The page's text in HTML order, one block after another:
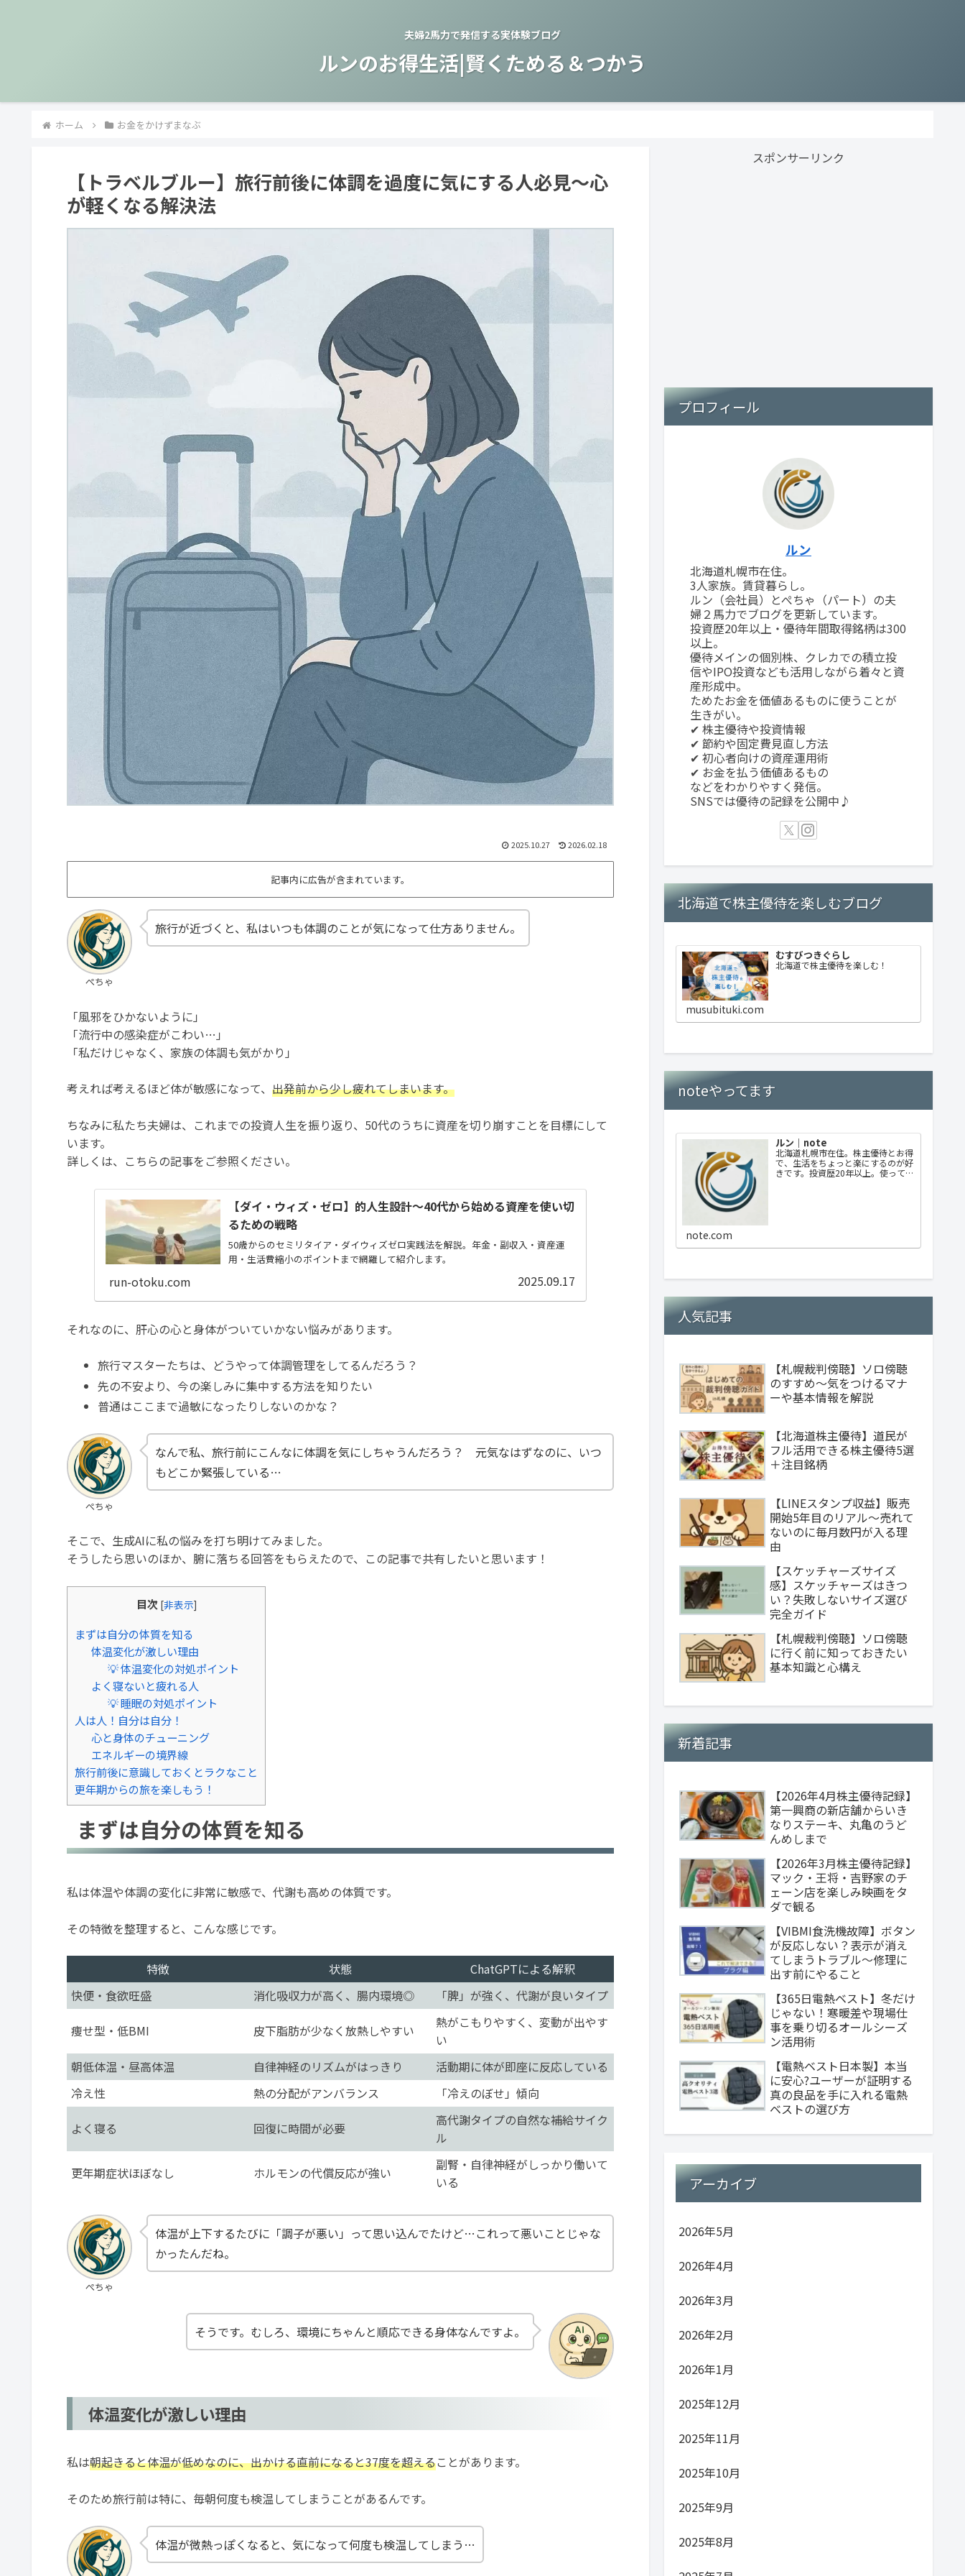
夫婦2馬力で発信する実体験ブログ
ルンのお得生活|賢くためる＆つかう
ホーム お金をかけずまなぶ
【トラベルブルー】旅行前後に体調を過度に気にする人必見〜心
が軽くなる解決法
2025.10.27 2026.02.18
記事内に広告が含まれています。
ぺちゃ
旅行が近づくと、私はいつも体調のことが気になって仕方ありません。
「風邪をひかないように」
「流行中の感染症がこわい…」
「私だけじゃなく、家族の体調も気がかり」
考えれば考えるほど体が敏感になって、 出発前から少し疲れてしまいます。
ちなみに私たち夫婦は、これまでの投資人生を振り返り、50代のうちに資産を切り崩すことを目標にして
います。
詳しくは、こちらの記事をご参照ください。
【ダイ・ウィズ・ゼロ】的人生設計～40代から始める資産を使い切
るための戦略
50歳からのセミリタイア・ダイウィズゼロ実践法を解説。年金・副収入・資産運
用・生活費縮小のポイントまで網羅して紹介します。
run-otoku.com 2025.09.17
それなのに、肝心の心と身体がついていかない悩みがあります。
旅行マスターたちは、どうやって体調管理をしてるんだろう？
先の不安より、今の楽しみに集中する方法を知りたい
普通はここまで過敏になったりしないのかな？
ぺちゃ
なんで私、旅行前にこんなに体調を気にしちゃうんだろう？ 元気なはずなのに、いつ
もどこか緊張している…
そこで、生成AIに私の悩みを打ち明けてみました。
そうしたら思いのほか、腑に落ちる回答をもらえたので、この記事で共有したいと思います！
目次 [非表示]
まずは自分の体質を知る
体温変化が激しい理由
💡 体温変化の対処ポイント
よく寝ないと疲れる人
💡 睡眠の対処ポイント
人は人！自分は自分！
心と身体のチューニング
エネルギーの境界線
旅行前後に意識しておくとラクなこと
更年期からの旅を楽しもう！
まずは自分の体質を知る
私は体温や体調の変化に非常に敏感で、代謝も高めの体質です。
その特徴を整理すると、こんな感じです。
特徴 状態
ChatGPTによる解釈
快便・食欲旺盛
消化吸収力が高く、腸内環境◎ 「脾」が強く、代謝が良いタイプ
痩せ型・低BMI 皮下脂肪が少なく放熱しやすい
熱がこもりやすく、変動が出やす
い
朝低体温・昼高体温
自律神経のリズムがはっきり
活動期に体が即座に反応している
冷え性
熱の分配がアンバランス 「冷えのぼせ」傾向
よく寝る 回復に時間が必要
高代謝タイプの自然な補給サイク
ル
更年期症状ほぼなし ホルモンの代償反応が強い
副腎・自律神経がしっかり働いて
いる
ぺちゃ
体温が上下するたびに「調子が悪い」って思い込んでたけど…これって悪いことじゃな
かったんだね。
そうです。むしろ、環境にちゃんと順応できる身体なんですよ。
体温変化が激しい理由
私は朝起きると体温が低めなのに、出かける直前になると37度を超えることがあります。
そのため旅行前は特に、毎朝何度も検温してしまうことがあるんです。
体温が微熱っぽくなると、気になって何度も検温してしまう…
スポンサーリンク
プロフィール
ルン
北海道札幌市在住。
3人家族。賃貸暮らし。
ルン（会社員）とぺちゃ（パート）の夫
婦２馬力でブログを更新しています。
投資歴20年以上・優待年間取得銘柄は300
以上。
優待メインの個別株、クレカでの積立投
信やIPO投資なども活用しながら着々と資
産形成中。
ためたお金を価値あるものに使うことが
生きがい。
✔ 株主優待や投資情報
✔ 節約や固定費見直し方法
✔ 初心者向けの資産運用術
✔ お金を払う価値あるもの
などをわかりやすく発信。
SNSでは優待の記録を公開中♪
北海道で株主優待を楽しむブログ
むすびつきぐらし
北海道で株主優待を楽しむ！
musubituki.com
noteやってます
ルン｜note
北海道札幌市在住。株主優待とお得
で、生活をちょっと楽にするのが好
きです。投資歴20年以上。使ってよ
note.com
人気記事
【札幌裁判傍聴】ソロ傍聴
のすすめ～気をつけるマナ
ーや基本情報を解説
【北海道株主優待】道民が
フル活用できる株主優待5選
＋注目銘柄
【LINEスタンプ収益】販売
開始5年目のリアル～売れて
ないのに毎月数円が入る理
由
【スケッチャーズサイズ
感】スケッチャーズはきつ
い？失敗しないサイズ選び
完全ガイド
【札幌裁判傍聴】ソロ傍聴
に行く前に知っておきたい
基本知識と心構え
新着記事
【2026年4月株主優待記録】
第一興商の新店舗からいき
なりステーキ、丸亀のうど
んめしまで
【2026年3月株主優待記録】
マック・王将・吉野家のチ
ェーン店を楽しみ映画をタ
ダで観る
【VIBMI食洗機故障】ボタン
が反応しない？表示が消え
てしまうトラブル～修理に
出す前にやること
【365日電熱ベスト】冬だけ
じゃない！寒暖差や現場仕
事を乗り切るオールシーズ
ン活用術
【電熱ベスト日本製】本当
に安心?ユーザーが証明する
真の良品を手に入れる電熱
ベストの選び方
アーカイブ
2026年5月
2026年4月
2026年3月
2026年2月
2026年1月
2025年12月
2025年11月
2025年10月
2025年9月
2025年8月